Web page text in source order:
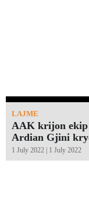
LAJME
AAK krijon ekip
Ardian Gjini
1 July 2022 | 1 July 2022